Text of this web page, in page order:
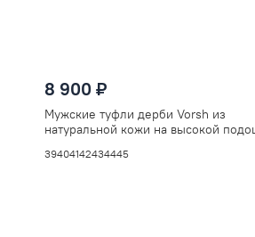
8 900 ₽
Мужские туфли дерби Vorsh из
натуральной кожи на высокой
39404142434445